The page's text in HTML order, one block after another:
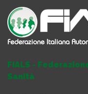
FIALS -
Sanità